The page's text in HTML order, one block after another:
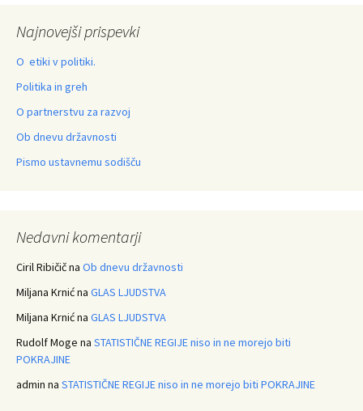
Najnovejši prispevki
O etiki v politiki.
Politika in greh
O partnerstvu za razvoj
Ob dnevu državnosti
Pismo ustavnemu sodišču
Nedavni komentarji
Ciril Ribičična Ob dnevu državnosti
Miljana Krnićna GLAS LJUDSTVA
Miljana Krnićna GLAS LJUDSTVA
Rudolf Moge na STATISTIČNE REGIJE niso in ne morejo biti
POKRAJINE
admin na STATISTIČNE REGIJE niso in ne morejo biti POKRAJINE